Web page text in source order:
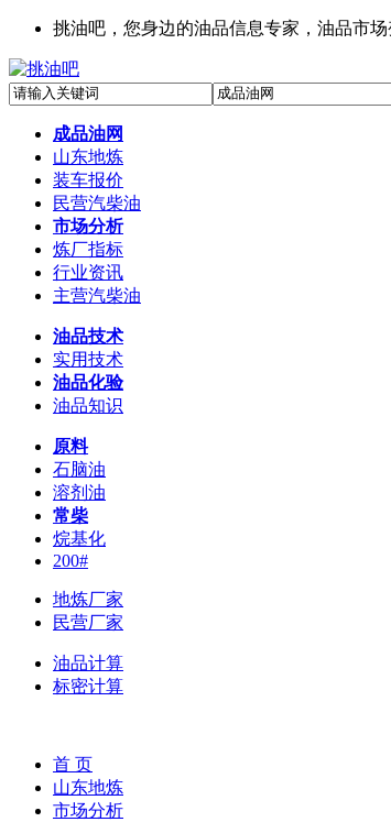
挑油吧，您身边的油品信息专家，油品市
成品油网
山东地炼
装车报价
民营汽柴油
市场分析
炼厂指标
行业资讯
主营汽柴油
油品技术
实用技术
油品化验
油品知识
原料
石脑油
溶剂油
常柴
烷基化
200#
地炼厂家
民营厂家
油品计算
标密计算
首 页
山东地炼
市场分析